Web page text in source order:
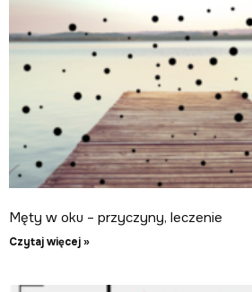
Męty w oku – przyczyny, leczenie
Czytaj więcej »